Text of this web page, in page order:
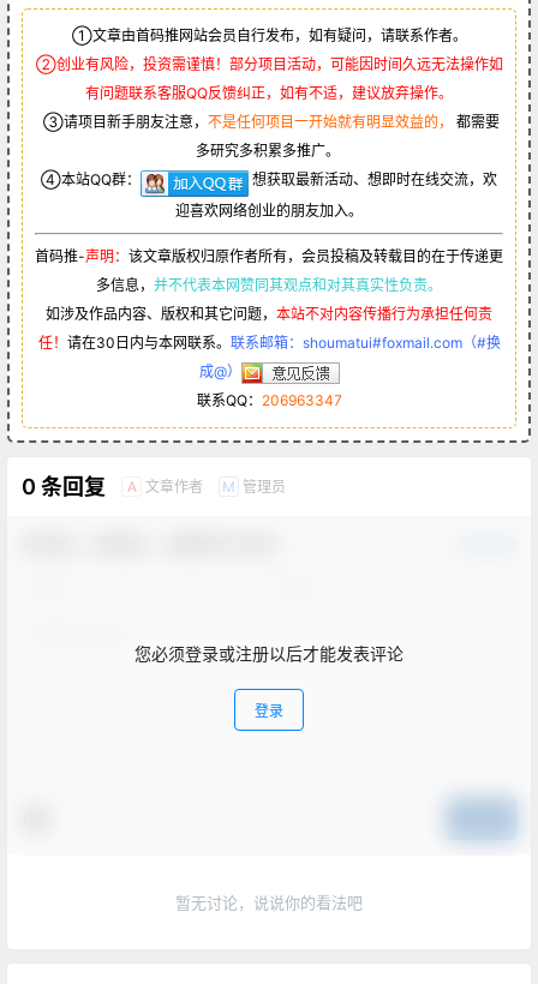
①文章由首码推网站会员自行发布，如有疑问，请联系作者。
②创业有风险，投资需谨慎！部分项目活动，可能因时间久远无法操作如
有问题联系客服QQ反馈纠正，如有不适，建议放弃操作。
③请项目新手朋友注意， 不是任何项目一开始就有明显效益的，
都需要
多研究多积累多推广。
④本站QQ群：
想获取最新活动、想即时在线交流，欢
迎喜欢网络创业的朋友加入。
首码推-声明： 该文章版权归原作者所有，会员投稿及转载目的在于传递更
多信息， 并不代表本网赞同其观点和对其真实性负责。
如涉及作品内容、版权和其它问题， 本站不对内容传播行为承担任何责
任！ 请在30日内与本网联系。 联系邮箱：shoumatui#foxmail.com（#换
成@）
联系QQ： 206963347
0 条回复 A 文章作者 M 管理员
您必须登录或注册以后才能发表评论
登录
暂无讨论，说说你的看法吧